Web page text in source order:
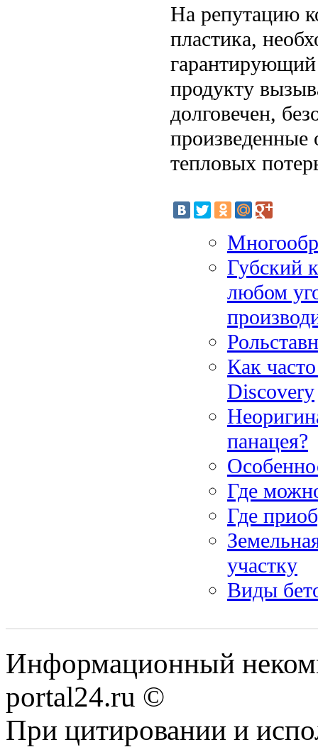
На репутацию
пластика,
продукту
долговечен,
тепловых
Губский
любом
Как
Discovery
панацея?
Где
Где
участку
Виды
Информационный
portal24.ru ©
При цитировании и